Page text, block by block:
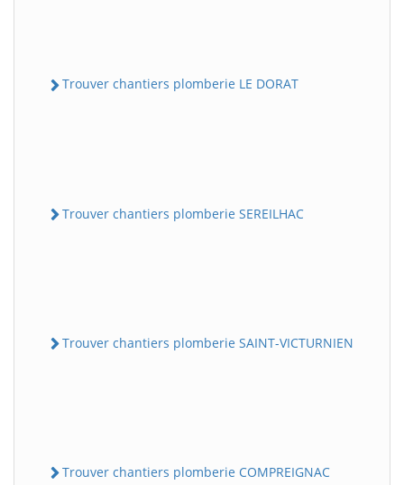
Trouver chantiers plomberie LE DORAT
Trouver chantiers plomberie SEREILHAC
Trouver chantiers plomberie SAINT-VICTURNIEN
Trouver chantiers plomberie COMPREIGNAC